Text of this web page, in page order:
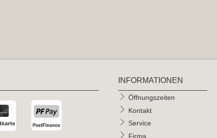
INFORMATIONEN
Öffnungszeiten
Kontakt
Service
Firma